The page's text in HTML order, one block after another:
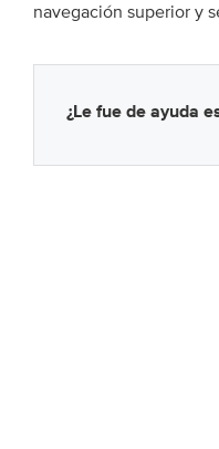
navegación superior y
¿Le fue de ayuda